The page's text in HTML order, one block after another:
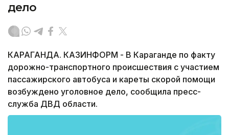
дело
КАРАГАНДА. КАЗИНФОРМ - В Караганде по факту
дорожно-транспортного происшествия с участием
пассажирского автобуса и кареты скорой помощи
возбуждено уголовное дело, сообщила пресс-
служба ДВД области.